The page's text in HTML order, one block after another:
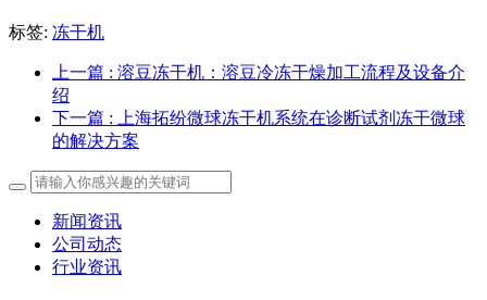
标签: 冻干机
上一篇 : 溶豆冻干机：溶豆冷冻干燥加工流程及设备介
绍
下一篇 : 上海拓纷微球冻干机系统在诊断试剂冻干微球
的解决方案
新闻资讯
公司动态
行业资讯